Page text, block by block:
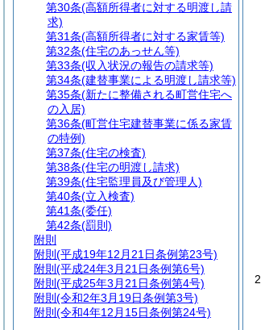
2
第30条(高額所得者に対する明渡し請
求)
第31条(高額所得者に対する家賃等)
第32条(住宅のあっせん等)
第33条(収入状況の報告の請求等)
第34条(建替事業による明渡し請求等)
第35条(新たに整備される町営住宅へ
の入居)
第36条(町営住宅建替事業に係る家賃
の特例)
第37条(住宅の検査)
第38条(住宅の明渡し請求)
第39条(住宅監理員及び管理人)
第40条(立入検査)
第41条(委任)
第42条(罰則)
附則
附則 (平成19年12月21日条例第23号)
附則 (平成24年3月21日条例第6号)
附則 (平成25年3月21日条例第4号)
附則 (令和2年3月19日条例第3号)
附則 (令和4年12月15日条例第24号)